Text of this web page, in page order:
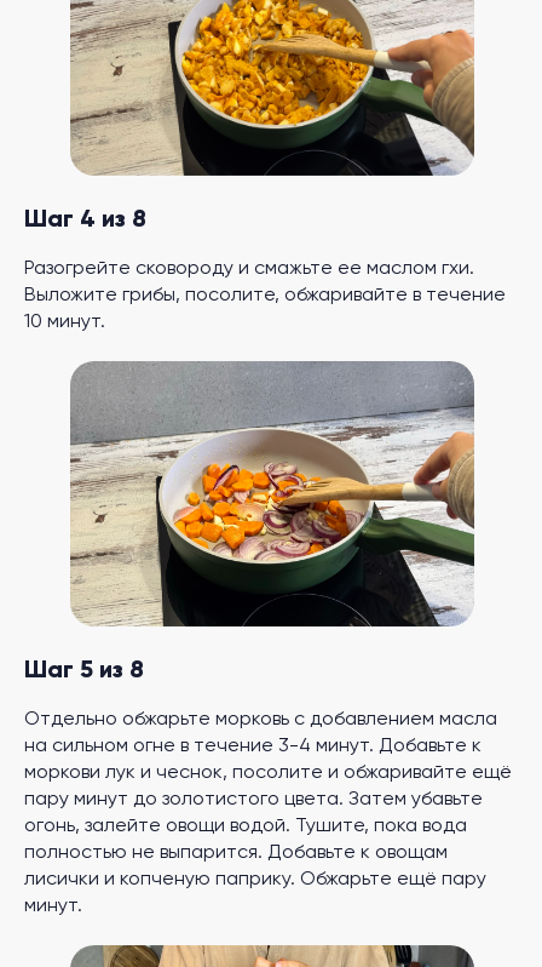
Шаг 4 из 8
Разогрейте сковороду и смажьте ее маслом гхи.
Выложите грибы, посолите, обжаривайте в течение
10 минут.
Шаг 5 из 8
Отдельно обжарьте морковь с добавлением масла
на сильном огне в течение 3-4 минут. Добавьте к
моркови лук и чеснок, посолите и обжаривайте ещё
пару минут до золотистого цвета. Затем убавьте
огонь, залейте овощи водой. Тушите, пока вода
полностью не выпарится. Добавьте к овощам
лисички и копченую паприку. Обжарьте ещё пару
минут.